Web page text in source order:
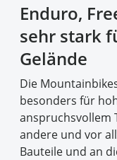
Enduro,
sehr stark
Gelände
Die
besonders für
anspruchsvollem
andere und vor
Bauteile und an